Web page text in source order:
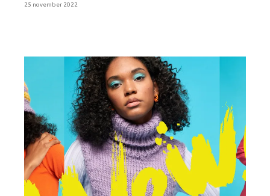
25 november 2022